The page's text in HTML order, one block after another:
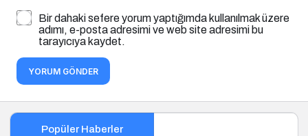
Bir dahaki sefere yorum yaptığımda kullanılmak üzere
adımı, e-posta adresimi ve web site adresimi bu
tarayıcıya kaydet.
YORUM GÖNDER
Popüler Haberler